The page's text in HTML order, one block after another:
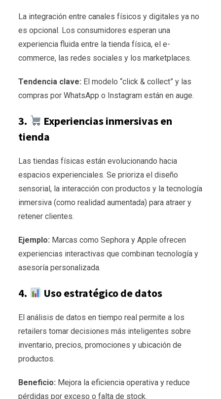
La integración entre canales físicos y digitales ya no
es opcional. Los consumidores esperan una
experiencia fluida entre la tienda física, el e-
commerce, las redes sociales y los marketplaces.
Tendencia clave: El modelo “click & collect” y las
compras por WhatsApp o Instagram están en auge.
3.
Experiencias inmersivas en
tienda
Las tiendas físicas están evolucionando hacia
espacios experienciales. Se prioriza el diseño
sensorial, la interacción con productos y la tecnología
inmersiva (como realidad aumentada) para atraer y
retener clientes.
Ejemplo: Marcas como Sephora y Apple ofrecen
experiencias interactivas que combinan tecnología y
asesoría personalizada.
4. Uso estratégico de datos
El análisis de datos en tiempo real permite a los
retailers tomar decisiones más inteligentes sobre
inventario, precios, promociones y ubicación de
productos.
Beneficio: Mejora la eficiencia operativa y reduce
pérdidas por exceso o falta de stock.